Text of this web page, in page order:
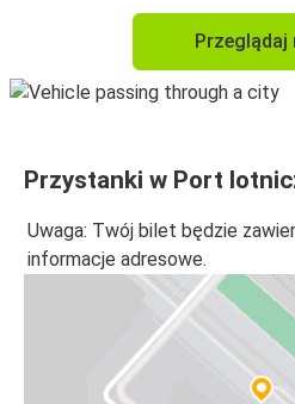
Przeglądaj
Przystanki w Port
Uwaga: Twój bilet będzie
informacje adresowe.